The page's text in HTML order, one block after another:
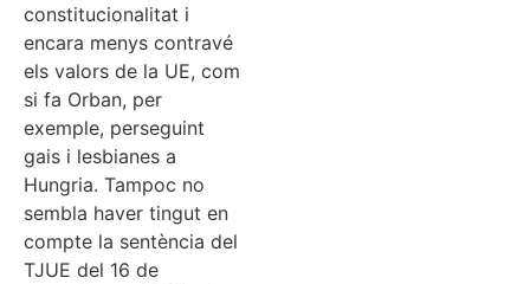
constitucionalitat i
encara menys contravé
els valors de la UE, com
si fa Orban, per
exemple, perseguint
gais i lesbianes a
Hungria. Tampoc no
sembla haver tingut en
compte la sentència del
TJUE del 16 de